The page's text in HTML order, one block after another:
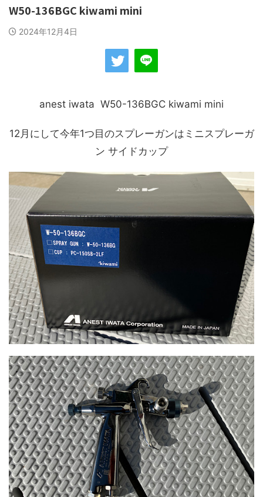
W50-136BGC kiwami mini
2024年12月4日
anest iwata W50-136BGC kiwami mini
12月にして今年1つ目のスプレーガンはミニスプレーガ
ン サイドカップ